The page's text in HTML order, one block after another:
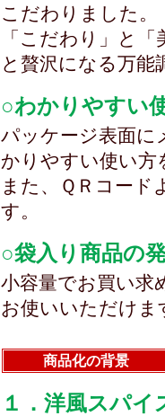
こだわりました。
「こだわり」と
と贅沢になる万能
○わかりやすい
パッケージ表面に
かりやすい使い方
また、ＱＲコー
す。
○袋入り商品の
小容量でお買い求
お使いいただけま
商品化の背景
１．洋風スパイ